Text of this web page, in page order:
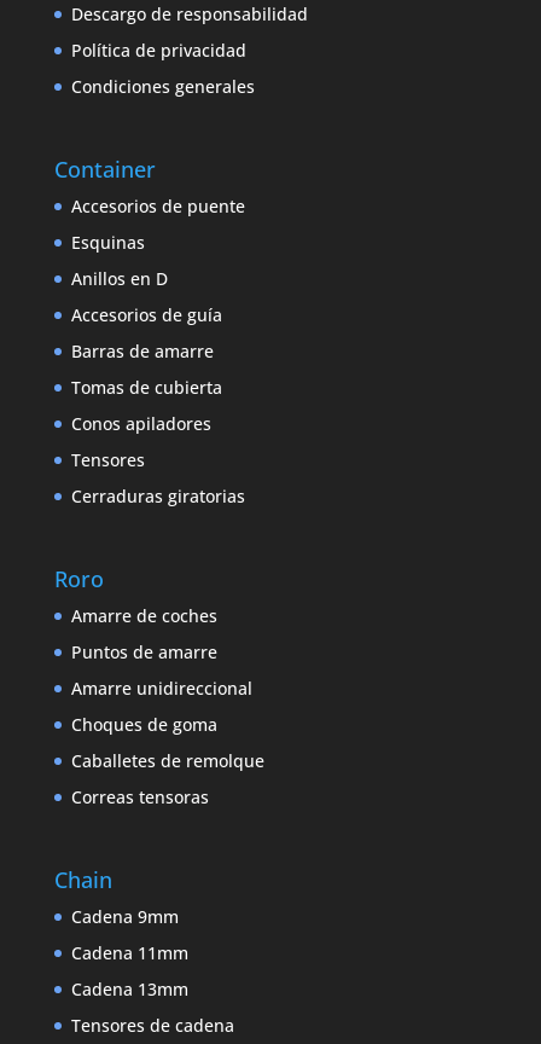
Descargo de responsabilidad
Política de privacidad
Condiciones generales
Container
Accesorios de puente
Esquinas
Anillos en D
Accesorios de guía
Barras de amarre
Tomas de cubierta
Conos apiladores
Tensores
Cerraduras giratorias
Roro
Amarre de coches
Puntos de amarre
Amarre unidireccional
Choques de goma
Caballetes de remolque
Correas tensoras
Chain
Cadena 9mm
Cadena 11mm
Cadena 13mm
Tensores de cadena